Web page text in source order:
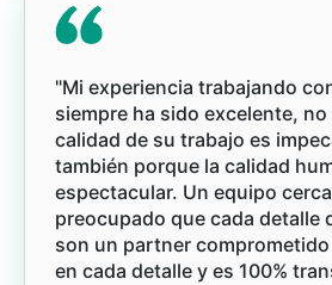
"Mi experiencia trabajando
siempre ha sido excelente,
calidad de su trabajo es
también porque la calidad
espectacular. Un equipo
preocupado que cada detalle
son un partner comprometido
en cada detalle y es 100%